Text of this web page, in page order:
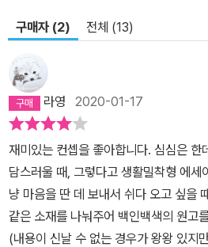
구매자 (2) 전체 (13)
라영 2020-01-17
재미있는 컨셉을 좋아합니다. 심심은 한
담스러울 때, 그렇다고 생활밀착형 에세
냥 마음을 딴 데 보내서 쉬다 오고 싶을
같은 소재를 나눠주어 백인백색의 원고
(내용이 신날 수 없는 경우가 왕왕 있지